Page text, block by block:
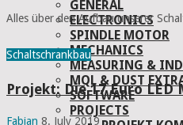
GENERAL
ELECTRONICS
SPINDLE MOTOR
MECHANICS
MEASURING &
MQL & DUST
SOFTWARE
PROJECTS
Alles über den Aufbau unserer
Schaltschrankbau
Projekt: Die 17 Euro LED
Fabian 8. July 2019